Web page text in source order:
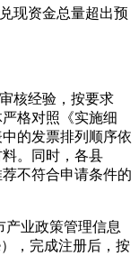
现资金总量超出预
核经验，按要求
严格对照《实施细
的发票排列顺序依
。同时，各县
不符合申请条件的
产业政策管理信息
），完成注册后，按